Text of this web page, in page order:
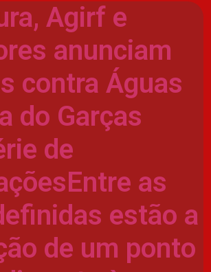
Agirf e
anunciam
contra Águas
do Garças
de
as
estão a
de um ponto